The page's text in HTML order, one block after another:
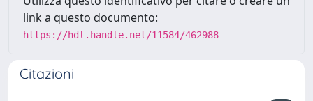
link a questo documento:
https://hdl.handle.net/11584/462988
Citazioni